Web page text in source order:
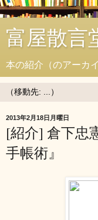
富屋散言
本の紹介（のアーカ
2013年2月18日月曜日
[紹介] 倉下忠
手帳術』